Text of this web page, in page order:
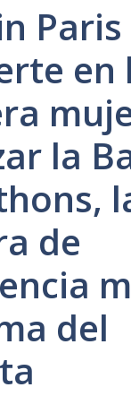
Paris
en
la
de
del